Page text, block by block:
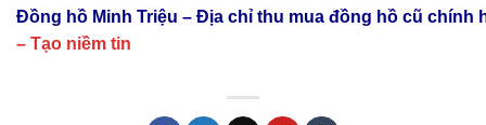
Đồng hồ Minh Triệu – Địa chỉ thu mua đồng hồ cũ chính
– Tạo niềm tin